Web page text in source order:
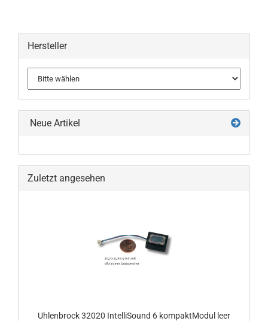
Hersteller
Neue Artikel
Zuletzt angesehen
Uhlenbrock 32020 IntelliSound 6 kompaktModul leer